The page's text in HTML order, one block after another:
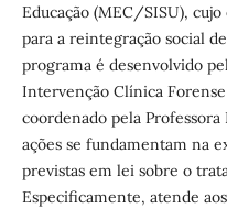
Educação (MEC/SISU),
para a reintegração social
programa é desenvolvido
Intervenção Clínica
coordenado pela Professora
ações se fundamentam na
previstas em lei sobre o
Especificamente, atende